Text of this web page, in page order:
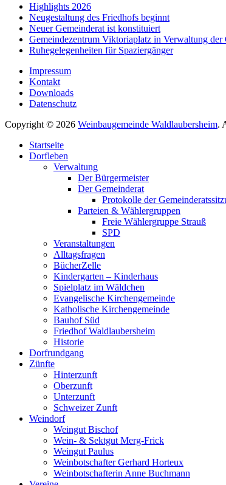
Highlights 2026
Neugestaltung des Friedhofs beginnt
Neuer Gemeinderat ist konstituiert
Gemeindezentrum Viktoriaplatz in Verwaltung der
Ruhegelegenheiten für Spaziergänger
Impressum
Kontakt
Downloads
Datenschutz
Copyright © 2026 Weinbaugemeinde Waldlaubersheim.
oben
scrollen
Startseite
Dorfleben
Verwaltung
Der Bürgermeister
Der Gemeinderat
Protokolle der
Parteien & Wählergruppen
Freie Wählergruppe Strauß
SPD
Veranstaltungen
Alltagsfragen
BücherZelle
Kindergarten – Kinderhaus
Spielplatz im Wäldchen
Evangelische Kirchengemeinde
Katholische Kirchengemeinde
Bauhof Süd
Friedhof Waldlaubersheim
Historie
Dorfrundgang
Zünfte
Hinterzunft
Oberzunft
Unterzunft
Schweizer Zunft
Weindorf
Weingut Bischof
Wein- & Sektgut Merg-Frick
Weingut Paulus
Weinbotschafter Gerhard Horteux
Weinbotschafterin Anne Buchmann